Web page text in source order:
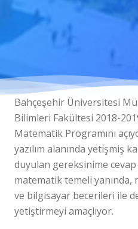
Bahçeşehir Üniversitesi
Bilimleri Fakültesi 2018-
Matematik Programını
yazılım alanında yetişmiş
duyulan gereksinime
matematik temeli yanında,
ve bilgisayar becerileri ile
yetiştirmeyi amaçlıyor.